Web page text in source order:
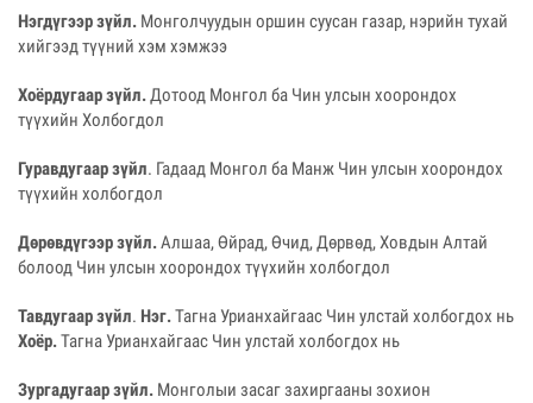
Нэгдүгээр зүйл. Монголчуудын оршин суусан газар, нэрийн тухай
хийгээд түүний хэм хэмжээ
Хоёрдугаар зүйл.Дотоод Монгол ба Чин улсын хоорондох
түүхийн Холбогдол
Гуравдугаар зүйл. Гадаад Монгол ба Манж Чин улсын хоорондох
түүхийн холбогдол
Дөрөвдүгээр зүйл.Алшаа, Өйрад, Өчид, Дөрвөд, Ховдын Алтай
болоод Чин улсын хоорондох түүхийн холбогдол
Тавдугаар зүйл. Нэг.Тагна Урианхайгаас Чин улстай холбогдох нь
Хоёр.Тагна Урианхайгаас Чин улстай холбогдох нь
Зургадугаар зүйл. Монголыи засаг захиргааны зохион